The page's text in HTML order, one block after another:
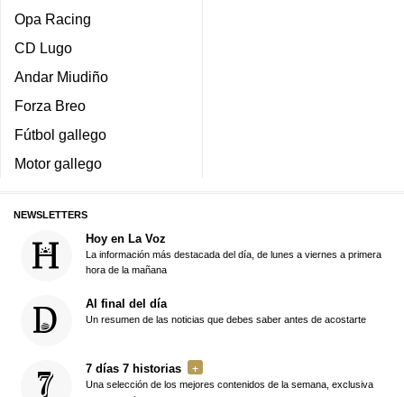
Opa Racing
CD Lugo
Andar Miudiño
Forza Breo
Fútbol gallego
Motor gallego
NEWSLETTERS
Hoy en La Voz
La información más destacada del día, de lunes a viernes a primera
hora de la mañana
Al final del día
Un resumen de las noticias que debes saber antes de acostarte
7 días 7 historias
Una selección de los mejores contenidos de la semana, exclusiva